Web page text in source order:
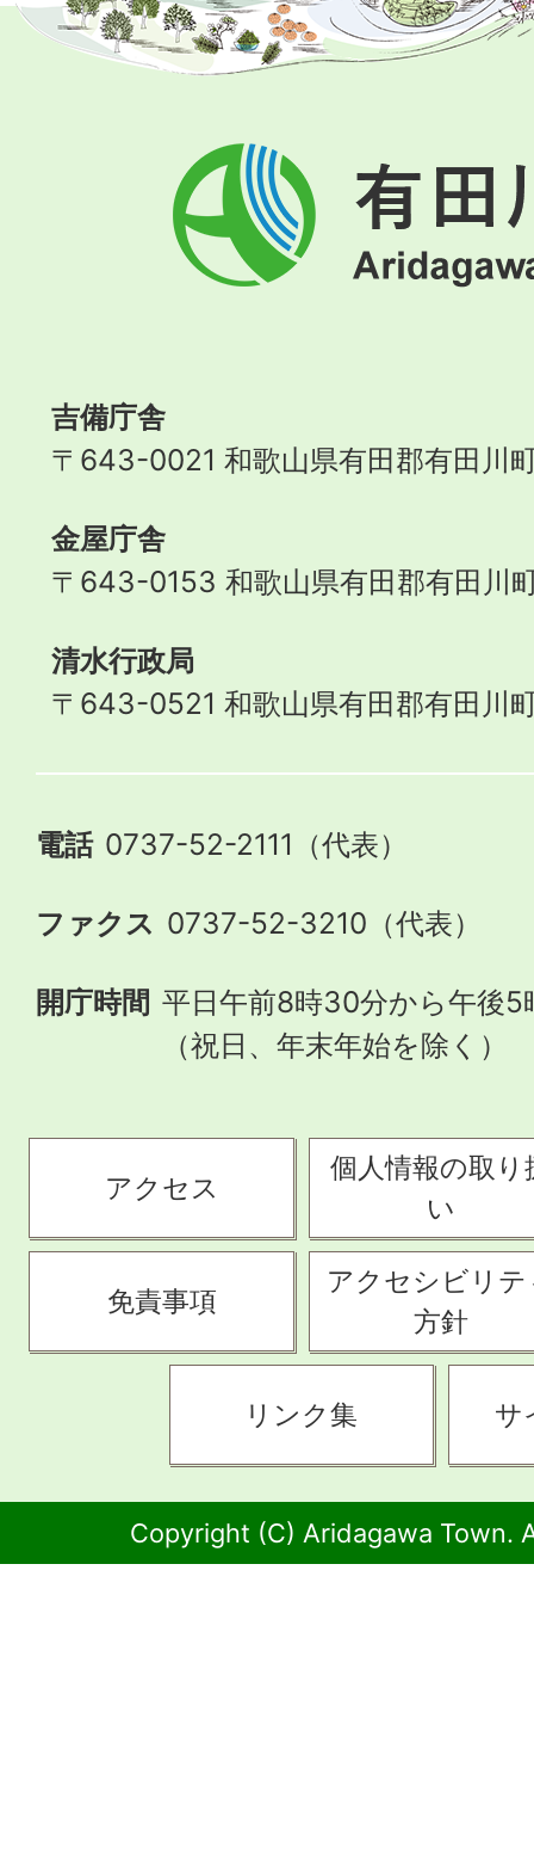
有
田
川
町
吉備庁舎
〒643-0021 和歌山県有田郡有田川
金屋庁舎
〒643-0153 和歌山県有田郡有田川
清水行政局
〒643-0521 和歌山県有田郡有田川
電話 0737-52-2111（代表）
ファクス 0737-52-3210（代表）
開庁時間 平日午前8時30分から午後5
（祝日、年末年始を除く）
アクセス
個人情報の取り
い
免責事項
アクセシビリテ
方針
リンク集 サ
Copyright (C) Aridagawa Town.